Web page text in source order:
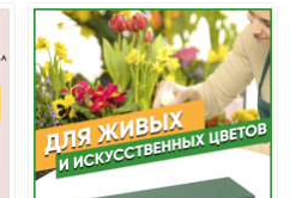
1
480
шт
под бутылку